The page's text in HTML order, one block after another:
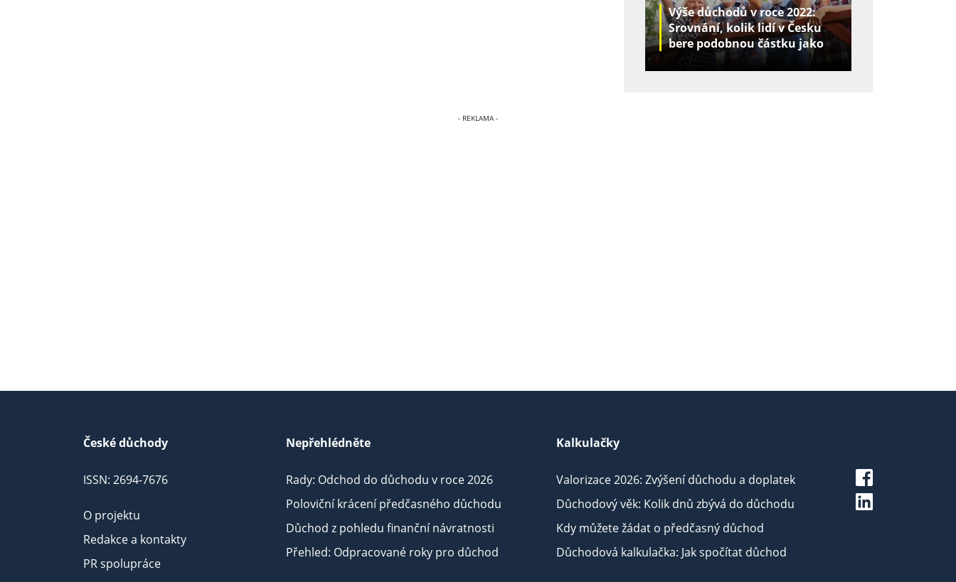
Výše důchodů v roce 2022:
Srovnání, kolik lidí v Česku
bere podobnou částku jako
České důchody
ISSN: 2694-7676
O projektu
Redakce a kontakty
PR spolupráce
Nepřehlédněte
Rady: Odchod do důchodu v roce 2026
Poloviční krácení předčasného důchodu
Důchod z pohledu finanční návratnosti
Přehled: Odpracované roky pro důchod
Kalkulačky
Valorizace 2026: Zvýšení důchodu a doplatek
Důchodový věk: Kolik dnů zbývá do důchodu
Kdy můžete žádat o předčasný důchod
Důchodová kalkulačka: Jak spočítat důchod